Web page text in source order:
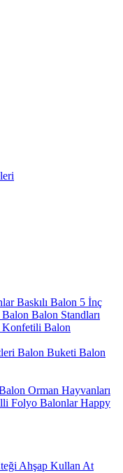
Baskılı Balon 5 İnç
Balon Standları
Konfetili Balon
Balon Buketi Balon
Orman Hayvanları
Folyo BalonlarHappy
Ahşap Kullan At